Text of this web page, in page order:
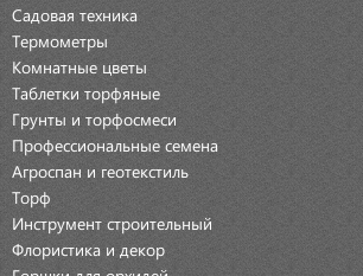
Садовая техника
Термометры
Комнатные цветы
Таблетки торфяные
Грунты и торфосмеси
Профессиональные семена
Агроспан и геотекстиль
Торф
Инструмент строительный
Флористика и декор